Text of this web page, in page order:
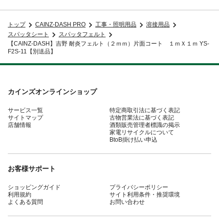
トップ CAINZ-DASH PRO 工事・照明用品
溶接用品
スパッタシート
スパッタフェルト
【CAINZ-DASH】吉野 耐炎フェルト（２ｍｍ）片面コート １ｍＸ１ｍ YS-
F2S-11【別送品】
カインズオンラインショップ
サービス一覧
サイトマップ
店舗情報
特定商取引法に基づく表記
古物営業法に基づく表記
酒類販売管理者標識の掲示
家電リサイクルについて
BtoB掛け払い申込
お客様サポート
ショッピングガイド
利用規約
よくある質問
プライバシーポリシー
サイト利用条件・推奨環境
お問い合わせ